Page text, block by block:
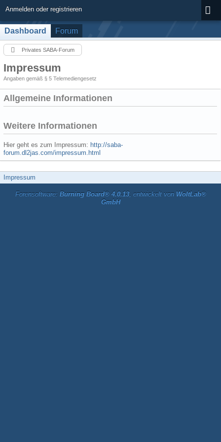
Anmelden oder registrieren
Dashboard Forum
Privates SABA-Forum
Impressum
Angaben gemäß § 5 Telemediengesetz
Allgemeine Informationen
Weitere Informationen
Hier geht es zum Impressum: http://saba-
forum.dl2jas.com/impressum.html
Impressum
Forensoftware: Burning Board® 4.0.13, entwickelt von WoltLab®
GmbH